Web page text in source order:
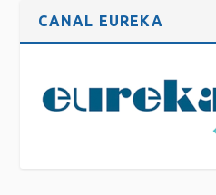
CANAL EUREKA